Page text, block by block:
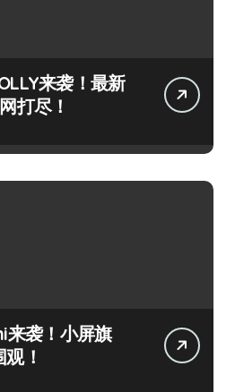
来袭！最新
打尽！
袭！小屏旗
！